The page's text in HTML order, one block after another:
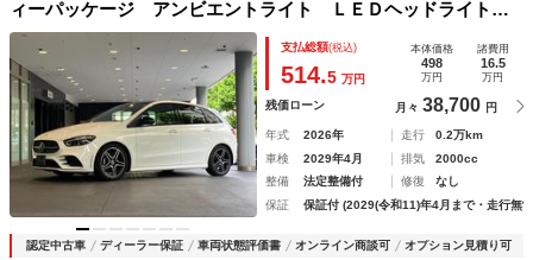
ィーパッケージ アンビエントライト ＬＥＤヘッドライト
シートヒーター メモリー付きパワーシート パノラミックス
ライディングルーフ
支払総額(税込)
514.5 万円
本体価格
498
万円
諸費用
16.5
万円
残価ローン 月々 38,700 円
年式 2026年 走行
0.2万km
車検
2029年4月 排気
2000cc
整備
法定整備付 修復
なし
保証
保証付 (2029(令和11)年4月まで・走行無
認定中古車 ディーラー保証 車両状態評価書 オンライン商談可 オプション見積り可